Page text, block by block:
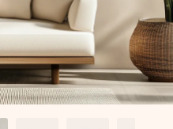
für den perfekten